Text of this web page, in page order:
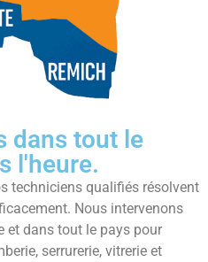
dans tout le
l'heure.
techniciens qualifiés résolvent
Nous intervenons
et dans tout le pays pour
serrurerie, vitrerie et